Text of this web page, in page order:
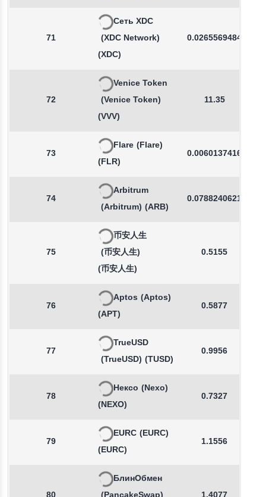
71
Сеть XDC
(XDC Network)
(XDC)
0.0265569484
72
Venice Token
(Venice Token)
(VVV)
11.35
73
Flare (Flare)
(FLR)
0.0060137416
74
Arbitrum
(Arbitrum) (ARB)
0.0788240621
75
币安人生
(币安人生)
(币安人生)
0.5155
76
Aptos (Aptos)
(APT)
0.5877
77
TrueUSD
(TrueUSD) (TUSD)
0.9956
78
Нексо (Nexo)
(NEXO)
0.7327
79
EURC (EURC)
(EURC)
1.1556
БлинОбмен